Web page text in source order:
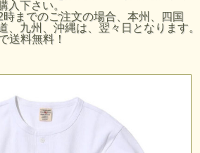
入下さい。
までのご注文の場合、本州、四国
、九州、沖縄は、翌々日となります。
送料無料！